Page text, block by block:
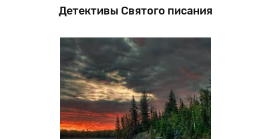
Детективы Святого писания